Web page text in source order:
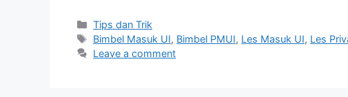
Tips dan Trik
Bimbel Masuk UI, Bimbel PMUI, Les Masuk UI, Les
Leave a comment